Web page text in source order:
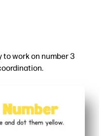
to work on number 3